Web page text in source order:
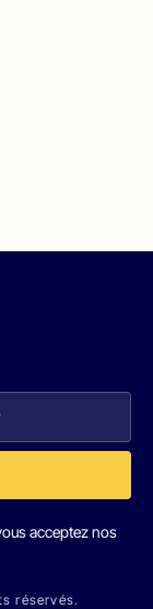
acceptez nos
réservés.